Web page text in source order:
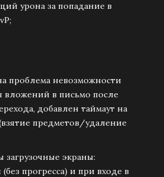
урона за попадание в
проблема невозможности
вложений в письмо после
добавлен таймаут на
предметов/удаление
загрузочные экраны:
прогресса) и при входе в